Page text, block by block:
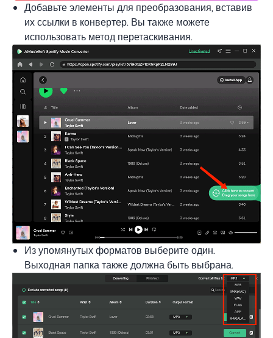
Добавьте элементы для преобразования, вставив
их ссылки в конвертер. Вы также можете
использовать метод перетаскивания.
Из упомянутых форматов выберите один.
Выходная папка также должна быть выбрана.